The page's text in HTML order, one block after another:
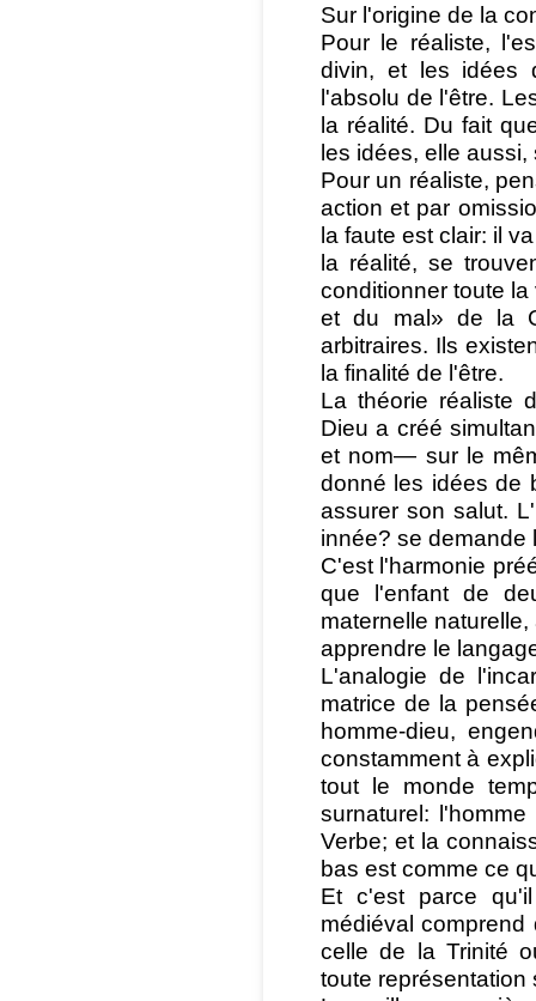
Sur l'origine de la
Pour le réaliste,
divin, et les idées
l'absolu de l'être.
la réalité. Du fait
les idées, elle aussi,
Pour un réaliste,
action et par
la faute est clair: il
la réalité, se
conditionner toute
et du mal» de la
arbitraires. Ils
la finalité de l'être.
La théorie réaliste
Dieu a créé
et nom— sur le
donné les idées de
assurer son salut.
innée? se demande
C'est l'harmonie
que l'enfant de
maternelle
apprendre le
L'analogie de
matrice de la
homme-dieu,
constamment à
tout le monde
surnaturel:
Verbe; et la
bas est comme ce
Et c'est parce
médiéval
celle de la Trinité
toute représentation